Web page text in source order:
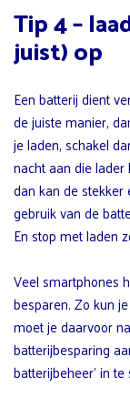
Tip 4 –
juist) op
Een batterij dient
de juiste manier,
je laden, schakel
nacht aan die
dan kan de
gebruik van de
En stop met laden
Veel smartphones
besparen. Zo kun
moet je daarvoor
batterijbesparing
batterijbeheer’ in